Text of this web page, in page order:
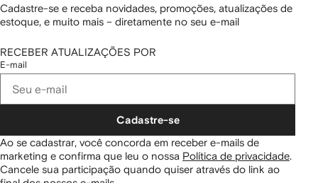
Cadastre-se e receba novidades, promoções, atualizações de
estoque, e muito mais – diretamente no seu e-mail
RECEBER ATUALIZAÇÕES POR
E-mail
Cadastre-se
Ao se cadastrar, você concorda em receber e-mails de
marketing e confirma que leu o nossa Política de privacidade.
Cancele sua participação quando quiser através do link ao